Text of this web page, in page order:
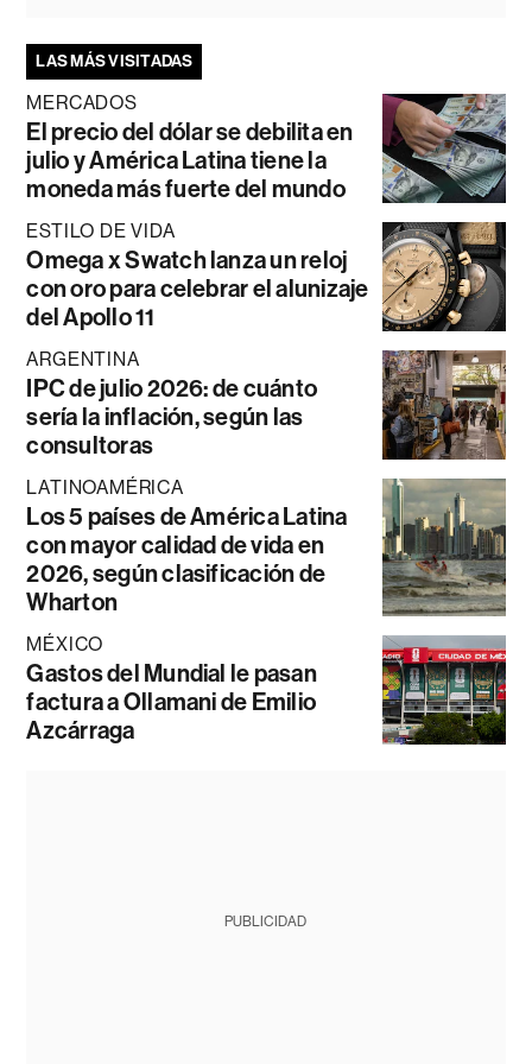
LAS MÁS VISITADAS
MERCADOS
El precio del dólar se debilita en
julio y América Latina tiene la
moneda más fuerte del mundo
ESTILO DE VIDA
Omega x Swatch lanza un reloj
con oro para celebrar el alunizaje
del Apollo 11
ARGENTINA
IPC de julio 2026: de cuánto
sería la inflación, según las
consultoras
LATINOAMÉRICA
Los 5 países de América Latina
con mayor calidad de vida en
2026, según clasificación de
Wharton
MÉXICO
Gastos del Mundial le pasan
factura a Ollamani de Emilio
Azcárraga
PUBLICIDAD